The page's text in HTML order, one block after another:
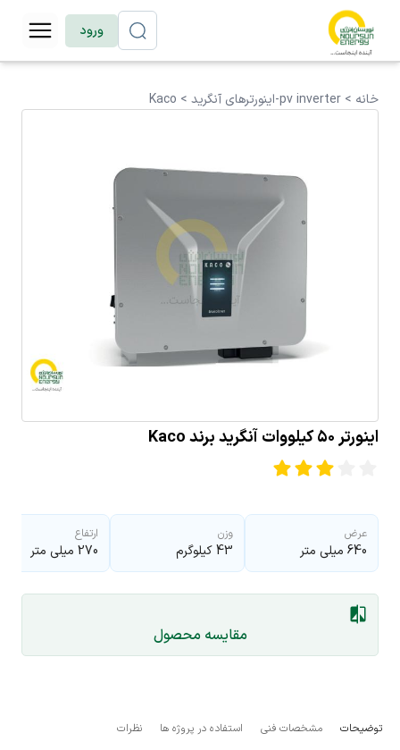
ورود
خانه > pv inverter-اینورترهای آنگرید >
Kaco
اینورتر ۵۰ کیلووات آنگرید برند Kaco
عرض
640 میلی متر
وزن
43 کیلوگرم
ارتفاع
270 میلی متر
مقایسه محصول
توضیحات مشخصات فنی استفاده در پروژه ها نظرات